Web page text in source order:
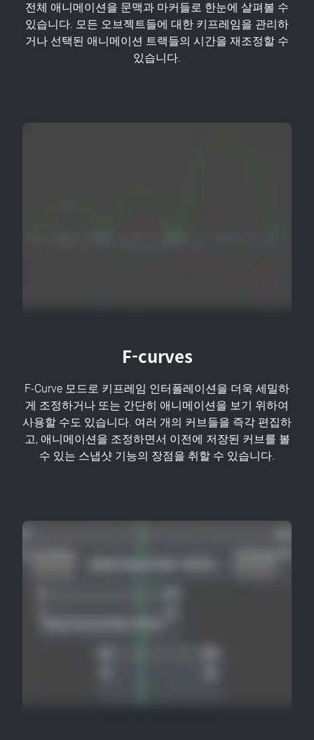
전체 애니메이션을 문맥과 마커들로 한눈에 살펴볼 수
있습니다. 모든 오브젝트들에 대한 키프레임을 관리하
거나 선택된 애니메이션 트랙들의 시간을 재조정할 수
있습니다.
F-curves
F-Curve 모드로 키프레임 인터폴레이션을 더욱 세밀하
게 조정하거나 또는 간단히 애니메이션을 보기 위하여
사용할 수도 있습니다. 여러 개의 커브들을 즉각 편집하
고, 애니메이션을 조정하면서 이전에 저장된 커브를 볼
수 있는 스냅샷 기능의 장점을 취할 수 있습니다.